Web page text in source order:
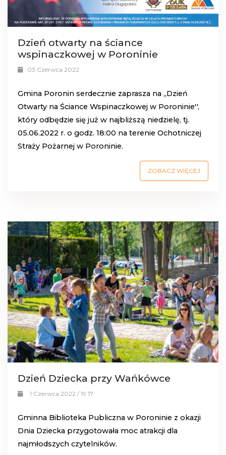
Dzień otwarty na ściance
wspinaczkowej w Poroninie
03 Czerwca 2022
Gmina Poronin serdecznie zaprasza na ,,Dzień
Otwarty na Ściance Wspinaczkowej w Poroninie'',
który odbędzie się już w najbliższą niedzielę, tj.
05.06.2022 r. o godz. 18:00 na terenie Ochotniczej
Straży Pożarnej w Poroninie.
ZOBACZ WIĘCEJ
Dzień Dziecka przy Wańkówce
1 Czerwca 2022 / 19:17
Gminna Biblioteka Publiczna w Poroninie z okazji
Dnia Dziecka przygotowała moc atrakcji dla
najmłodszych czytelników.